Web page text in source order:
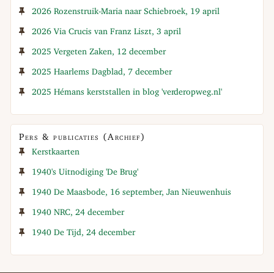
2026 Rozenstruik-Maria naar Schiebroek, 19 april
2026 Via Crucis van Franz Liszt, 3 april
2025 Vergeten Zaken, 12 december
2025 Haarlems Dagblad, 7 december
2025 Hémans kerststallen in blog 'verderopweg.nl'
Pers & publicaties (Archief)
Kerstkaarten
1940's Uitnodiging 'De Brug'
1940 De Maasbode, 16 september, Jan Nieuwenhuis
1940 NRC, 24 december
1940 De Tijd, 24 december